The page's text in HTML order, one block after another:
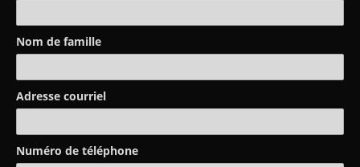
Nom de famille
Adresse courriel
Numéro de téléphone